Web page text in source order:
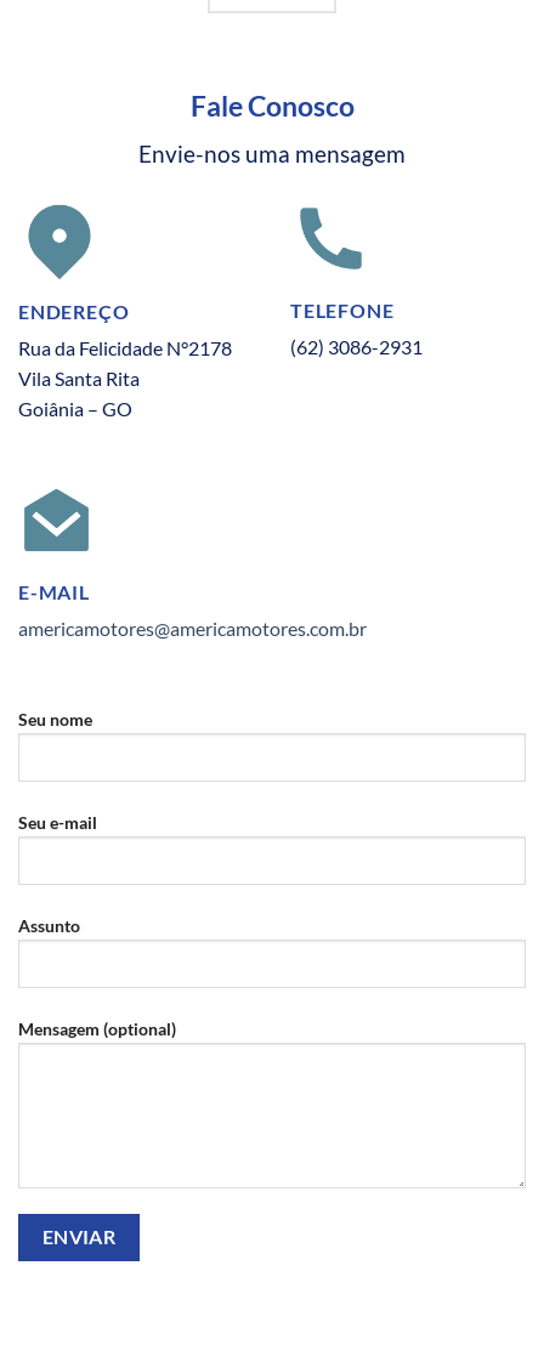
Fale Conosco
Envie-nos uma mensagem
ENDEREÇO
Rua da Felicidade N°2178
Vila Santa Rita
Goiânia – GO
TELEFONE
(62) 3086-2931
E-MAIL
americamotores@americamotores.com.br
Seu nome
Seu e-mail
Assunto
Mensagem (optional)